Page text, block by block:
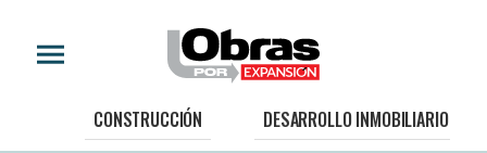
CONSTRUCCIÓN DESARROLLO INMOBILIARIO